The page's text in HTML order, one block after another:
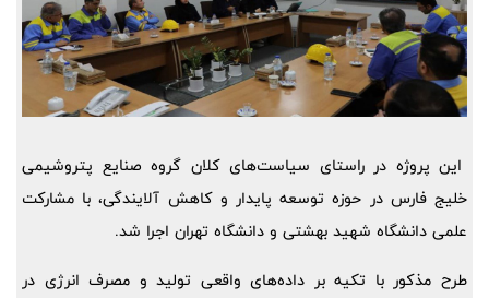
این پروژه در راستای سیاست‌های کلان گروه صنایع پتروشیمی
خلیج فارس در حوزه توسعه پایدار و کاهش آلایندگی، با مشارکت
علمی دانشگاه شهید بهشتی و دانشگاه تهران اجرا شد.
طرح مذکور با تکیه بر داده‌های واقعی تولید و مصرف انرژی در